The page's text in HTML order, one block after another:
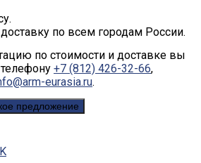
по всем городам России.
по стоимости и доставке вы
+7 (812) 426-32-66,
eurasia.ru.
предложение